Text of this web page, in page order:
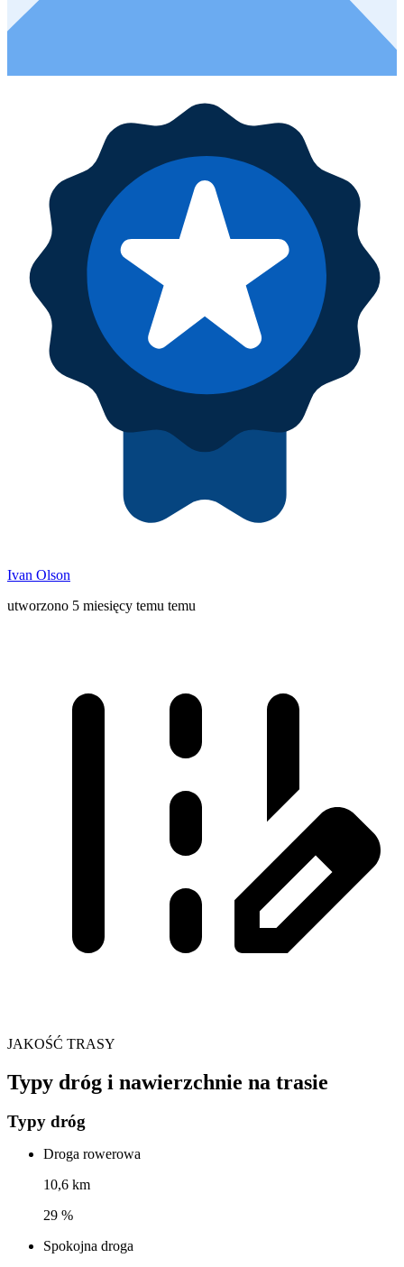
Ivan Olson
utworzono 5 miesięcy temu temu
JAKOŚĆ TRASY
Typy dróg i nawierzchnie na trasie
Typy dróg
Droga rowerowa
10,6 km
29 %
Spokojna droga